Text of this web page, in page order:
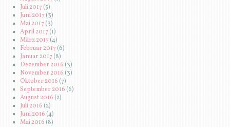
Juli 2017(5)
Juni 2017(3)
Mai 2017(3)
April 2017(1)
März 2017(4)
Februar 2017(6)
Januar 2017(8)
Dezember 2016 (3)
November 2016 (3)
Oktober 2016 (7)
September 2016 (6)
August 2016(2)
Juli 2016 (2)
Juni 2016 (4)
Mai 2016 (8)